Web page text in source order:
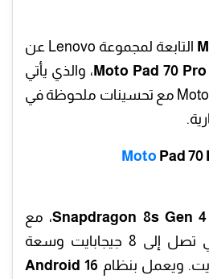
التابعة لمجموعة Lenovo عن
Moto Pad 70 Pro، والذي يأتي
كخليفة لـ Moto Pad 60 Pro مع تحسينات ملحوظة في
Moto Pad 70
Snapdragon 8s Gen 4، مع
ذاكرة وصول عشوائي تصل إلى 8 جيجابايت وسعة
Android 16